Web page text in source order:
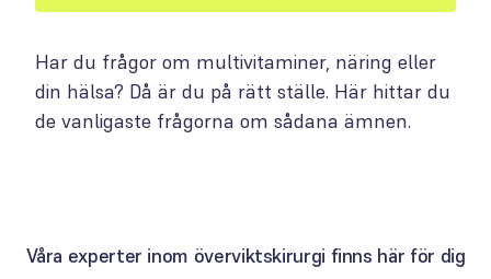
Har du frågor om multivitaminer, näring eller
din hälsa? Då är du på rätt ställe. Här hittar du
de vanligaste frågorna om sådana ämnen.
Våra experter inom överviktskirurgi finns här för dig